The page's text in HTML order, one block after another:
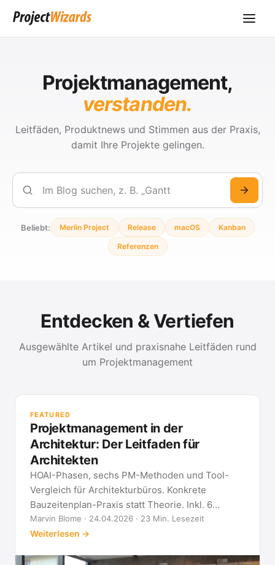
Projektmanagement,
verstanden.
Leitfäden, Produktnews und Stimmen aus der Praxis,
damit Ihre Projekte gelingen.
Suchen
Beliebt: Merlin Project Release macOS Kanban
Referenzen
Entdecken & Vertiefen
Ausgewählte Artikel und praxisnahe Leitfäden rund
um Projektmanagement
FEATURED
Projektmanagement in der
Architektur: Der Leitfaden für
Architekten
HOAI-Phasen, sechs PM-Methoden und Tool-
Vergleich für Architekturbüros. Konkrete
Bauzeitenplan-Praxis statt Theorie. Inkl. 6
Architekten-FAQ.
Marvin Blome · 24.04.2026 · 23 Min. Lesezeit
Weiterlesen →